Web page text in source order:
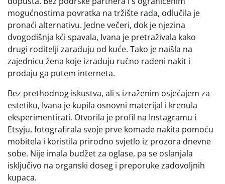
mogućnostima povratka na tržište rada, odlučila je
pronaći alternativu. Jedne večeri, dok je njezina
dvogodišnja kći spavala, Ivana je pretraživala kako
drugi roditelji zarađuju od kuće. Tako je naišla na
zajednicu žena koje izrađuju ručno rađeni nakit i
prodaju ga putem interneta.
Bez prethodnog iskustva, ali s izraženim osjećajem za
estetiku, Ivana je kupila osnovni materijal i krenula
eksperimentirati. Otvorila je profil na Instagramu i
Etsyju, fotografirala svoje prve komade nakita pomoću
mobitela i koristila prirodno svjetlo iz prozora dnevne
sobe. Nije imala budžet za oglase, pa se oslanjala
isključivo na organski doseg i preporuke zadovoljnih
kupaca.